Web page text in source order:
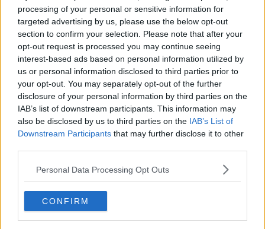
processing of your personal or sensitive information for
targeted advertising by us, please use the below opt-out
section to confirm your selection. Please note that after your
opt-out request is processed you may continue seeing
interest-based ads based on personal information utilized by
us or personal information disclosed to third parties prior to
your opt-out. You may separately opt-out of the further
disclosure of your personal information by third parties on the
IAB’s list of downstream participants. This information may
also be disclosed by us to third parties on the IAB’s List of
Downstream Participants that may further disclose it to other
Personal Data Processing Opt Outs
CONFIRM
ospitate in ogni singola camera arrivando ad averne la maggior
parte con due letti e bagno privato. Saranno realizzati importanti
lavori di ripristino strutturale, il condizionamento in tutta la struttura
e la sostituzione degli arredi attuali con forniture più moderne e
funzionali. Cambierà inoltre anche il servizio offerto grazie
all’attivazione del nucleo per persone con disturbi cognitivi e
comportamentali che garantirà un’assistenza più intensiva e
qualificata”.
Azienda USL Toscana nord sulla struttura polifunzionale di
Campiglia.
“Anche per la residenza di
Pagliacci – oltre alla conferma dei quaranta posti letto a
disposizione e dell’attività svolta dal nucleo per persone con disturbi